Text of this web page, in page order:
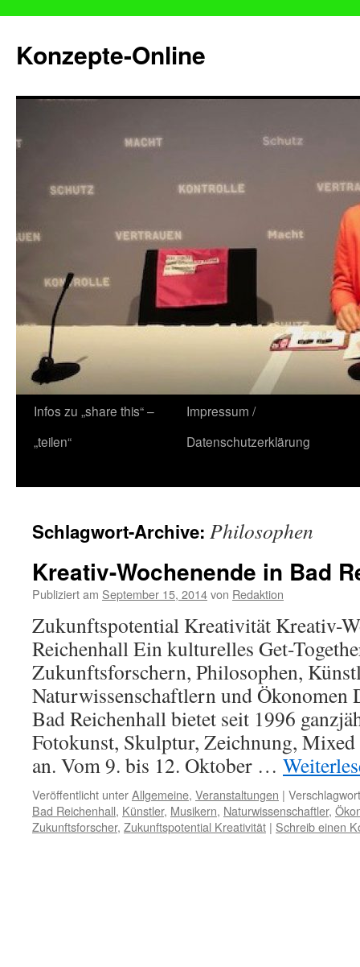
Konzepte-Online
Zum
Inhalt
Infos zu „share this“ –
„teilen“
Impressum /
Datenschutzerklärung
Schlagwort-Archive: Philosophen
Kreativ-Wochenende in Bad
Publiziert am September 15, 2014von Redaktion
Zukunftspotential Kreativität Kreativ-
Reichenhall Ein kulturelles Get-
Zukunftsforschern, Philosophen,
Naturwissenschaftlern und Ökonomen
Bad Reichenhall bietet seit 1996
Fotokunst, Skulptur, Zeichnung,
an. Vom 9. bis 12. Oktober …
Veröffentlicht unterAllgemeine, Veranstaltungen |
Bad Reichenhall, Künstler, Musikern, Naturwissenschaftler,
Zukunftsforscher, Zukunftspotential Kreativität | Schreib einen